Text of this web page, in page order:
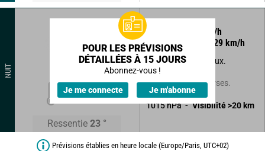
NUIT
21°
Ressentie 23 °
km/h
Rafales à
29 km/h
Ciel à moitié nuageux.
Faible risque d'averses.
1015hPa Visibilité >20 km
POUR LES PRÉVISIONS
DÉTAILLÉES À 15 JOURS
Abonnez-vous !
Je me connecte Je m'abonne
Prévisions établies en heure locale (Europe/Paris, UTC+02)